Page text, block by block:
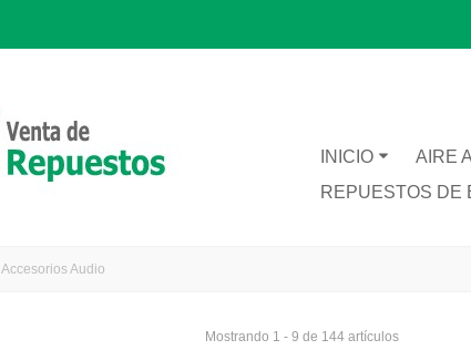
INICIO AIRE
REPUESTOS DE
Accesorios Audio
Mostrando 1 - 9 de 144 artículos